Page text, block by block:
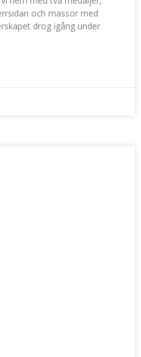
och massor med
drog igång under